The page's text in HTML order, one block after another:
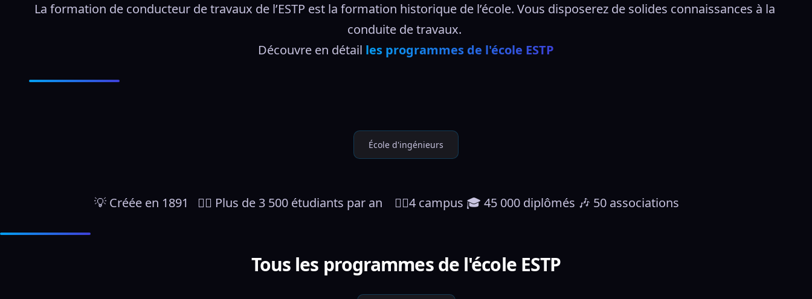
La formation de conducteur de travaux de l’ESTP est la formation historique de l’école. Vous disposerez de solides connaissances à la
conduite de travaux.
Découvre en détail les programmes de l'école ESTP
École d'ingénieurs
💡 Créée en 1891   👷‍♀️ Plus de 3 500 étudiants par an    👉🏼4 campus 🎓 45 000 diplômés 🎶 50 associations
Tous les programmes de l'école ESTP